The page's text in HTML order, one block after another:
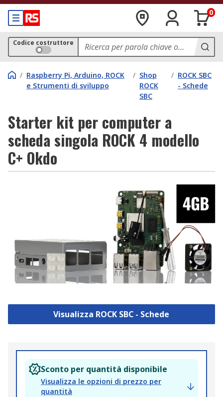
0
Codice costruttore
/ Raspberry Pi, Arduino, ROCK
e Strumenti di sviluppo
/ Shop
ROCK
SBC
/ ROCK SBC
- Schede
Starter kit per computer a
scheda singola ROCK 4 modello
C+ Okdo
Visualizza ROCK SBC - Schede
Sconto per quantità disponibile
Visualizza le opzioni di prezzo per
quantità